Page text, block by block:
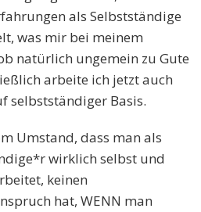
als Selbstständige
was mir bei meinem
natürlich ungemein zu Gute
arbeite ich jetzt auch
selbstständiger Basis.
Umstand, dass man als
wirklich selbst und
keinen
hat, WENN man